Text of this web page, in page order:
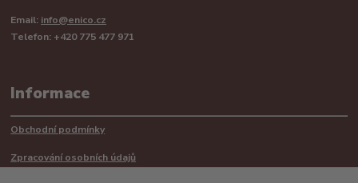
Email: info@enico.cz
Telefon: +420 775 477 971
Informace
Obchodní podmínky
Zpracování osobních údajů